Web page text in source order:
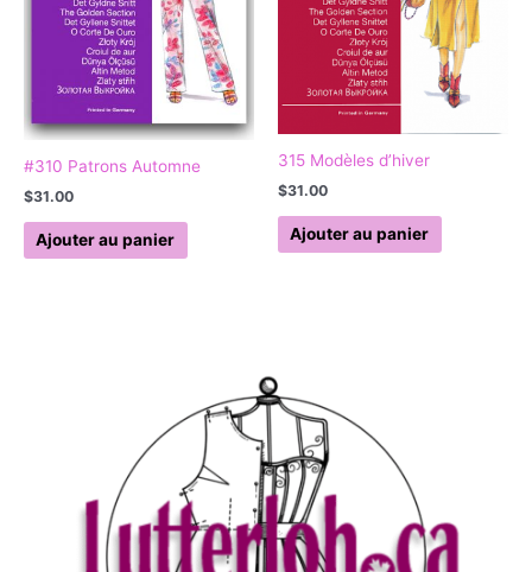
#310 Patrons Automne
$31.00
Ajouter au panier
315 Modèles d’hiver
$31.00
Ajouter au panier